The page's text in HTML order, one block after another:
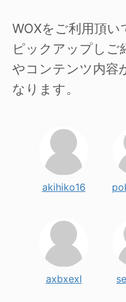
WOXをご利用頂
ピックアップしご
やコンテンツ内容
なります。
akihiko16
axbxexl